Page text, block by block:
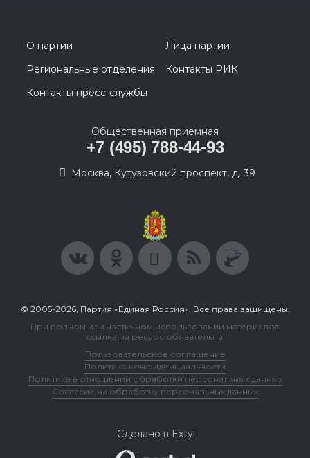
О партии
Лица партии
Региональные отделения
Контакты РИК
Контакты пресс-службы
Общественная приемная
+7 (495) 788-44-93
Москва, Кутузовский проспект, д. 39
© 2005-2026, Партия «Единая Россия». Все права защищены.
При полном или частичном использовании материалов
ссылка на ресурс обязательна.
Пользовательское соглашение
Политика конфиденциальности
Политика в отношении обработки персональных данных
Согласие на обработку персональных данных
Сделано в Extyl